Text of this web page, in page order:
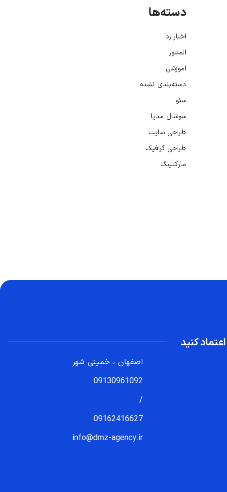
دسته‌ها
اخبار زد
المنتور
اموزشی
دسته‌بندی نشده
سئو
سوشال مدیا
طراحی سایت
طراحی گرافیک
مارکتینگ
کنید
اصفهان ، خمینی شهر
09130961092
/
09162416627
info@dmz-agency.ir